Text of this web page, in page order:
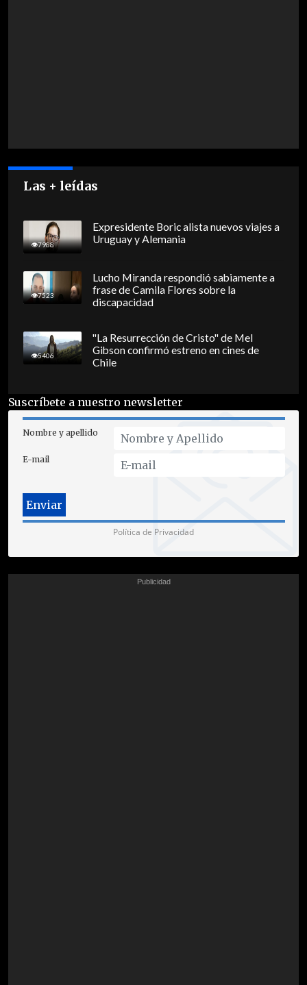
Las + leídas
7988
Expresidente Boric alista nuevos viajes a
Uruguay y Alemania
7523
Lucho Miranda respondió sabiamente a
frase de Camila Flores sobre la
discapacidad
5406
"La Resurrección de Cristo" de Mel
Gibson confirmó estreno en cines de
Chile
Suscríbete a nuestro newsletter
Nombre y apellido
E-mail
Política de Privacidad